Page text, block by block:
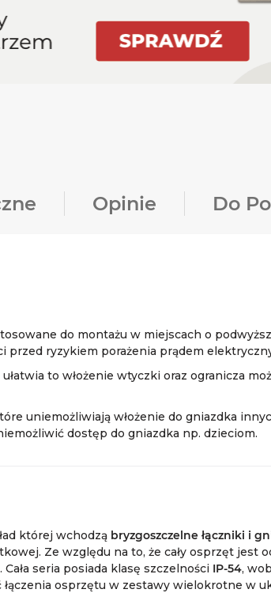
Opinie Do
do montażu w miejscach o
przed ryzykiem porażenia prądem
to włożenie wtyczki oraz ogranicza
uniemożliwiają włożenie do gniazdka
dostęp do gniazdka np. dzieciom.
której wchodzą bryzgoszczelne łączniki i
Ze względu na to, że cały osprzęt jest
seria posiada klasę szczelności IP-54,
osprzętu w zestawy wielokrotne w